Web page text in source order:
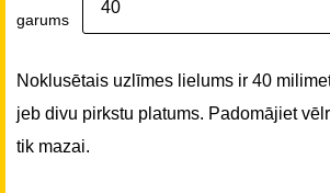
garums
Noklusētais uzlīmes lielums ir 40
jeb divu pirkstu platums. Padomājiet
tik mazai.